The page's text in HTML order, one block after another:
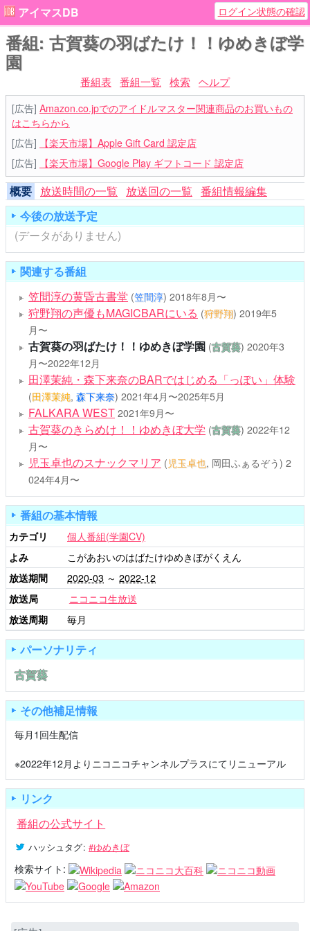
アイマスDB ログイン状態の確認
番組: 古賀葵の羽ばたけ！！ゆめきぼ学
園
番組表 番組一覧 検索 ヘルプ
[広告] Amazon.co.jpでのアイドルマスター関連商品のお買いもの
はこちらから
[広告]
【楽天市場】Apple Gift Card 認定店
[広告]
【楽天市場】Google Play ギフトコード 認定店
概要 放送時間の一覧 放送回の一覧 番組情報編集
今後の放送予定
(データがありません)
関連する番組
笠間淳の黄昏古書堂 (笠間淳) 2018年8月〜
狩野翔の声優もMAGICBARにいる (狩野翔) 2019年5
月〜
古賀葵の羽ばたけ！！ゆめきぼ学園 (古賀葵) 2020年3
月〜2022年12月
田澤茉純・森下来奈のBARではじめる「っぽい」体験
(田澤茉純, 森下来奈) 2021年4月〜2025年5月
FALKARA WEST 2021年9月〜
古賀葵のきらめけ！！ゆめきぼ大学 (古賀葵) 2022年12
月〜
児玉卓也のスナックマリア (児玉卓也, 岡田ふぁるぞう) 2
024年4月〜
番組の基本情報
カテゴリ
個人番組(学園CV)
よみ
こがあおいのはばたけゆめきぼがくえん
放送期間
2020-03 ～ 2022-12
放送局
ニコニコ生放送
放送周期
毎月
パーソナリティ
古賀葵
その他補足情報
毎月1回生配信
※2022年12月よりニコニコチャンネルプラスにてリニューアル
リンク
番組の公式サイト
ハッシュタグ: #ゆめきぼ
検索サイト: